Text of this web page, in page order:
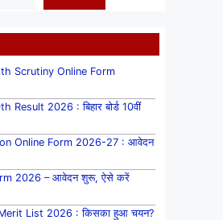
Scrutiny Online Form
2026 : बिहार बोर्ड 10वीं
Online Form 2026-27 : आवेदन
2026 – आवेदन शुरू, ऐसे करें
List 2026 : किसका हुआ चयन?